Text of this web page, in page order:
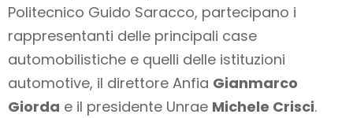
Politecnico Guido Saracco, partecipano i
rappresentanti delle principali case
automobilistiche e quelli delle istituzioni
automotive, il direttore Anfia Gianmarco
Giorda e il presidente Unrae Michele Crisci.